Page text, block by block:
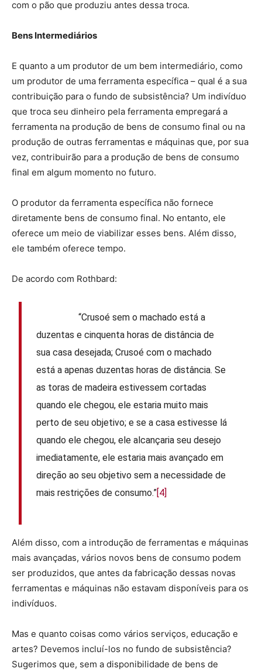
com o pão que produziu antes dessa troca.
Bens Intermediários
E quanto a um produtor de um bem intermediário, como
um produtor de uma ferramenta específica – qual é a sua
contribuição para o fundo de subsistência? Um indivíduo
que troca seu dinheiro pela ferramenta empregará a
ferramenta na produção de bens de consumo final ou na
produção de outras ferramentas e máquinas que, por sua
vez, contribuirão para a produção de bens de consumo
final em algum momento no futuro.
O produtor da ferramenta específica não fornece
diretamente bens de consumo final. No entanto, ele
oferece um meio de viabilizar esses bens. Além disso,
ele também oferece tempo.
De acordo com Rothbard:
“Crusoé sem o machado está a
duzentas e cinquenta horas de distância de
sua casa desejada; Crusoé com o machado
está a apenas duzentas horas de distância. Se
as toras de madeira estivessem cortadas
quando ele chegou, ele estaria muito mais
perto de seu objetivo; e se a casa estivesse lá
quando ele chegou, ele alcançaria seu desejo
imediatamente, ele estaria mais avançado em
direção ao seu objetivo sem a necessidade de
mais restrições de consumo.” [4]
Além disso, com a introdução de ferramentas e máquinas
mais avançadas, vários novos bens de consumo podem
ser produzidos, que antes da fabricação dessas novas
ferramentas e máquinas não estavam disponíveis para os
indivíduos.
Mas e quanto coisas como vários serviços, educação e
artes? Devemos incluí-los no fundo de subsistência?
Sugerimos que, sem a disponibilidade de bens de